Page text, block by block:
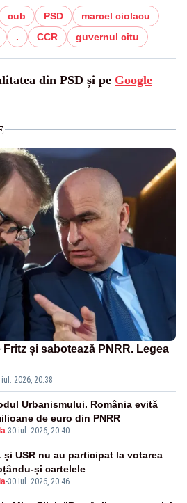
cub PSD
marcel ciolacu
. CCR guvernul citu
din PSD și pe Google
și sabotează PNRR. Legea
iul. 2026, 20:38
-30 iul. 2026, 20:40
Urbanismului. România evită
de euro din PNRR
-30 iul. 2026, 20:46
și USR nu au participat la votarea
și cartelele